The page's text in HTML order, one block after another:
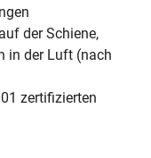
der Schiene,
in der Luft (nach
zertifizierten